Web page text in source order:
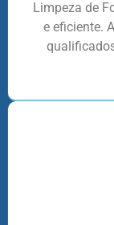
Limpeza de
e eficiente.